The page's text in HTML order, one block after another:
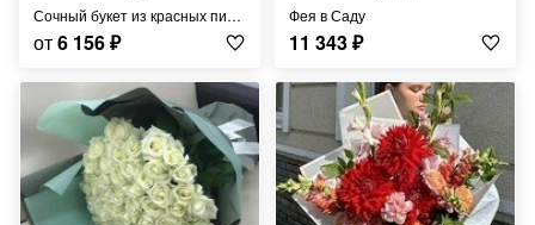
Сочный букет из красных пионов и гортензий
от6 156₽
Фея в Саду
11 343₽